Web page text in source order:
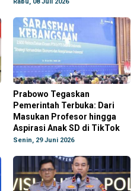
Prabowo Tegaskan
Pemerintah Terbuka: Dari
Masukan Profesor hingga
Aspirasi Anak SD di TikTok
Senin, 29 Juni 2026